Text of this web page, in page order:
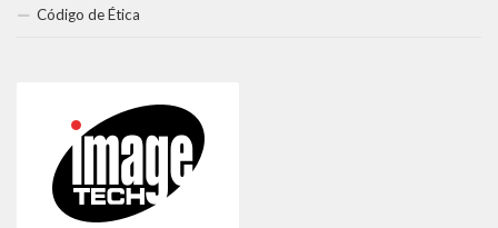
Código de Ética